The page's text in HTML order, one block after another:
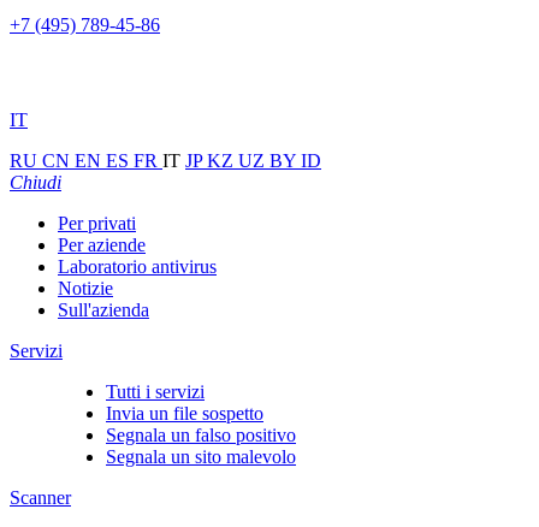
+7 (495) 789-45-86
IT
RU CN EN ES FR IT JPKZ UZ BY ID
Chiudi
Per privati
Per aziende
Laboratorio antivirus
Notizie
Sull'azienda
Servizi
Tutti i servizi
Invia un file sospetto
Segnala un falso positivo
Segnala un sito malevolo
Scanner